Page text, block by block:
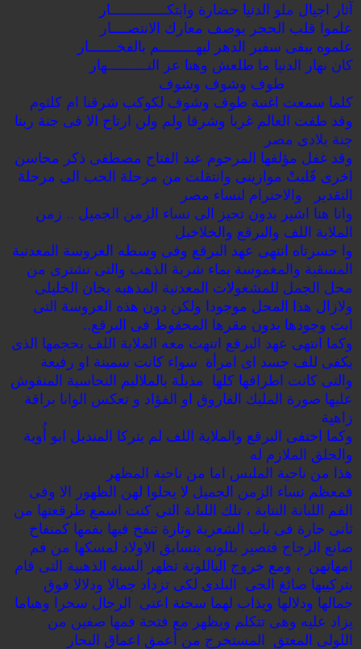
آثار اجيال ملو الدنيا حضارة وابتكــــــــــــــار
علموا قلب الحجر يوصف معارك الانتصــــار
علموه يبقى سفير الدهر ليهـــــــــم بالفخـــــــار
كان نهار الدنيا ما طلعش وهنا عز النــــــــــهار
طوف وشوف وشوف
كلما سمعت اغنية طوف وشوف لكوكب شرقنا ام كلثوم
وقد طفت العالم غربا وشرقا ولم ولن ارتاح الا فى جنة ربنا
جنة بلادى مصر
وقد غفل مؤلفها المرحوم عبد الفتاح مصطفى ذكر محاسن
اخرى قََلبتْ موازينى وانتقلت من مرحلة الحب الى مرحلة
التقدير والاحترام لنساء مصر
وانا هنا اشير بدون تحيز الى نساء الزمن الجميل .. زمن
الملاية اللف والبرقع والخلاخيل
وا حسرتاه انتهى عهد البرقع وفى وسطه العروسة المعدنية
المسقية والمغموسة بماء شربة الذهب والتى تشترى من
محل الجمل للمشغولات المعدنية المذهبه بخان الخليلى
ولازال هذا المحل موجودا ولكن دون هذه العروسة التى
ابت وجودها بدون مقرها المحفوظ فى البرقع..
وكما انتهى عهد البرقع اتنهت معه الملاية اللف بحجمها الذى
يكفى للف جسد اى امرأة سواء كانت سمينة او رفيعة
والتى كانت اطرافها كلها مذيلة بالملاليم النحاسية المنقوش
عليها صورة المليك الفاروق او الفؤاد و تعكس الوانا براقة
زاهية
وكما اختفى البرقع والملاية اللف لم يتركا المنديل ابو أُوية
والحلق الملازم له
هذا من ناحية الملبس اما من ناحية المظهر
فمعظم نساء الزمن الجميل لا يحلوا لهن الظهور الا وفى
الفم اللبانة النتاية ، تلك اللبانة التى كنت اسمع طرقعتها من
ثانى حارة فى باب الشعرية وتارة تنفخ فيها بفمها كمنفاخ
صانع الزجاج فتصير بللونه يتسابق الاولاد لمسكها من فم
امهاتهن ، ومع خروج الباللونة تظهر السنه الذهبية التى قام
بتركيبها صائغ الحى البلدى لكى تزداد جمالا ودلالا فوق
جمالها ودلالها ويذاب لهما سحنة اعتى الرجال سحرا وهياما
يزاد عليه وهى تتكلم ويظهر مع فتحة فمها صفين من
اللولى المعتق المستخرج من أعمق اعماق البحار